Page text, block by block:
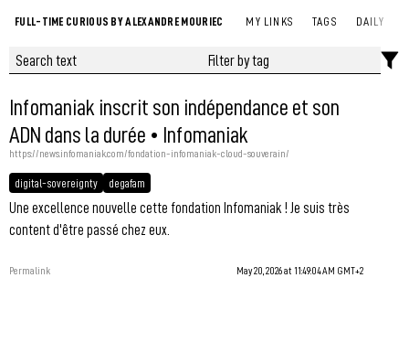
FULL-TIME CURIOUS BY ALEXANDRE MOURIEC MY LINKS TAGS DAILY
Infomaniak inscrit son indépendance et son
ADN dans la durée • Infomaniak
https://news.infomaniak.com/fondation-infomaniak-cloud-souverain/
digital-sovereignty degafam
Une excellence nouvelle cette fondation Infomaniak ! Je suis très
content d'être passé chez eux.
Permalink May 20, 2026 at 11:49:04 AM GMT+2